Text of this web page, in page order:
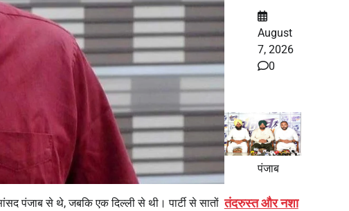
पंजाब से थे, जबकि एक दिल्ली से थी। पार्टी से सातों
August
7, 2026
0
पंजाब
तंदरुस्त और नशा